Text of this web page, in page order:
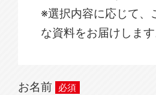
※選択内容に応じて、
な資料をお届けします
お名前